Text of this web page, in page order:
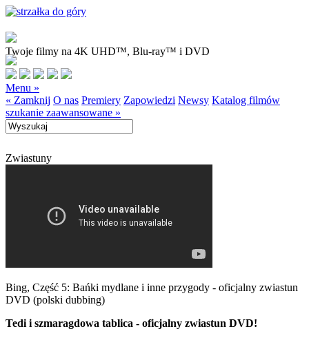
Twoje filmy na 4K UHD™, Blu-ray™ i DVD
Menu »
« Zamknij O nas Premiery Zapowiedzi Newsy Katalog filmów
szukanie zaawansowane »
Zwiastuny
Bing, Część 5: Bańki mydlane i inne przygody - oficjalny zwiastun
DVD (polski dubbing)
Tedi i szmaragdowa tablica - oficjalny zwiastun DVD!